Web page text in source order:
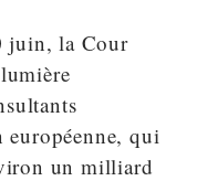
juin, la Cour
européenne, qui
un milliard